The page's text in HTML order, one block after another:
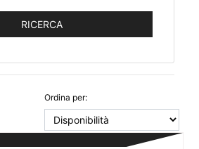
Ordina per: